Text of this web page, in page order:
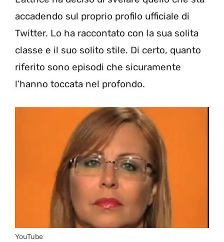
accadendo sul proprio profilo ufficiale di
Twitter. Lo ha raccontato con la sua solita
classe e il suo solito stile. Di certo, quanto
riferito sono episodi che sicuramente
l’hanno toccata nel profondo.
YouTube